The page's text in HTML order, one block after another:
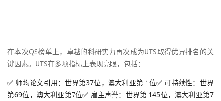
在本次QS榜单上，卓越的科研实力再次成为UTS取得优异排名的关
键因素。UTS在多项指标上表现亮眼，包括：
✅ 师均论文引用：世界第37位，澳大利亚第 1位✅ 可持续性：世界
第69位，澳大利亚第7位✅ 雇主声誉：世界第 145位，澳大利亚第7